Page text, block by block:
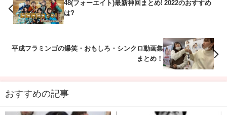
元ガストでバイトをしていたてつや、虫眼鏡、そしてしば
「【成金】東海オンエアが1ヶ月ガチで節約したら生活費は
いくらになるの！？」の企画で、としみつは豚平焼きを作
としみつは、りょうや虫眼鏡、ゆめまるほど手際はよくあ
りませんが、そこそこ普通に料理はできんだなあと思いま
した。
48(フォーエイト)最新神回まとめ! 2022のおすすめ
は?
平成フラミンゴの爆笑・おもしろ・シンクロ動画集
まとめ！
おすすめの記事